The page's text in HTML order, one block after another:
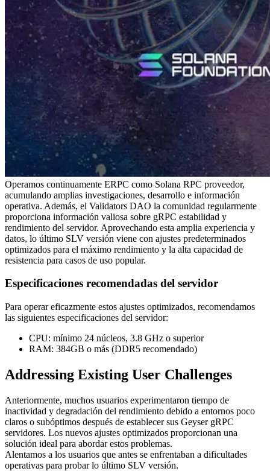
Operamos continuamente ERPC como Solana RPC proveedor,
acumulando amplias investigaciones, desarrollo e información
operativa. Además, el Validators DAO la comunidad regularmente
proporciona información valiosa sobre gRPC estabilidad y
rendimiento del servidor. Aprovechando esta amplia experiencia y
datos, lo último SLV versión viene con ajustes predeterminados
optimizados para el máximo rendimiento y la alta capacidad de
resistencia para casos de uso popular.
Especificaciones recomendadas del servidor
Para operar eficazmente estos ajustes optimizados, recomendamos
las siguientes especificaciones del servidor:
CPU: mínimo 24 núcleos, 3.8 GHz o superior
RAM: 384GB o más (DDR5 recomendado)
Addressing Existing User Challenges
Anteriormente, muchos usuarios experimentaron tiempo de
inactividad y degradación del rendimiento debido a entornos poco
claros o subóptimos después de establecer sus Geyser gRPC
servidores. Los nuevos ajustes optimizados proporcionan una
solución ideal para abordar estos problemas.
Alentamos a los usuarios que antes se enfrentaban a dificultades
operativas para probar lo último SLV versión.